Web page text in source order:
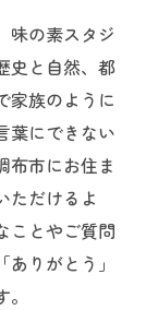
味の素スタジ
史と自然、都
家族のように
葉にできない
布市にお住ま
ただけるよ
ことやご質問
りがとう」